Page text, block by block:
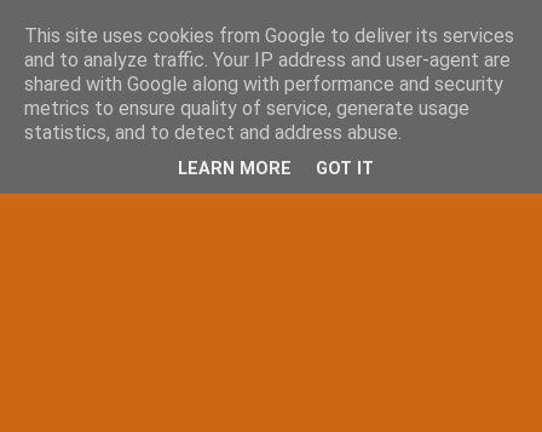
This site uses cookies from Google to deliver its services
and to analyze traffic. Your IP address and user-agent are
shared with Google along with performance and security
metrics to ensure quality of service, generate usage
statistics, and to detect and address abuse.
LEARN MORE GOT IT